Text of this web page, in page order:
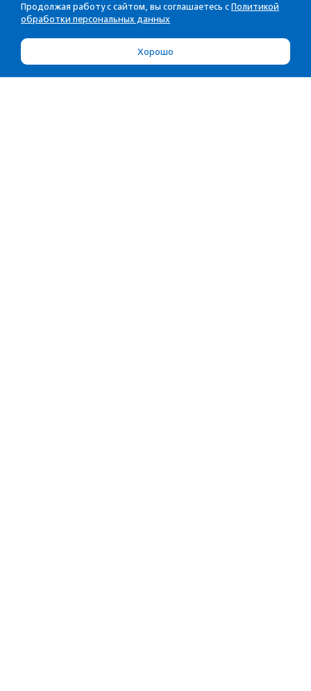
Продолжая работу с сайтом, вы соглашаетесь с Политикой
обработки персональных данных
Хорошо